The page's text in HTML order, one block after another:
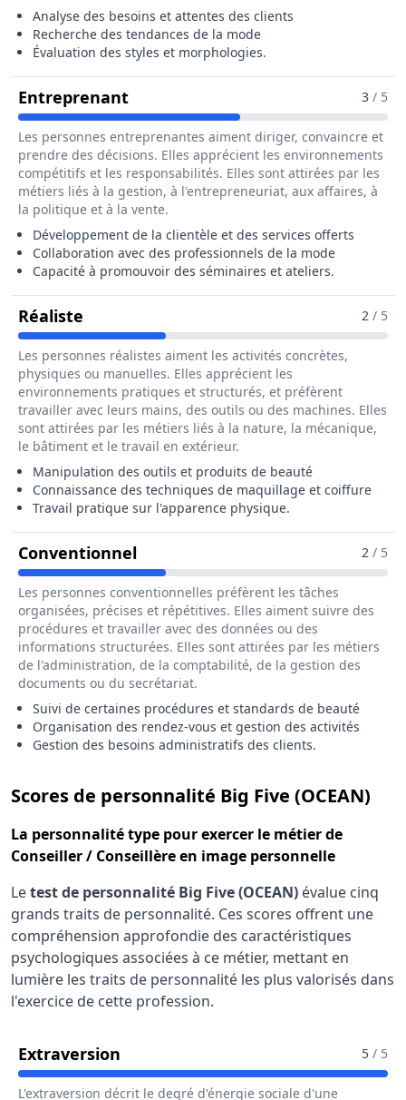
Analyse des besoins et attentes des clients
Recherche des tendances de la mode
Évaluation des styles et morphologies.
EntreprenantPour Le Métier De Conseiller /
3 / 5
Les personnes entreprenantes aiment diriger, convaincre et
prendre des décisions. Elles apprécient les environnements
compétitifs et les responsabilités. Elles sont attirées par les
métiers liés à la gestion, à l'entrepreneuriat, aux affaires, à
la politique et à la vente.
Développement de la clientèle et des services offerts
Collaboration avec des professionnels de la mode
Capacité à promouvoir des séminaires et ateliers.
Réaliste Pour Le Métier De Conseiller / 2 / 5
Les personnes réalistes aiment les activités concrètes,
physiques ou manuelles. Elles apprécient les
environnements pratiques et structurés, et préfèrent
travailler avec leurs mains, des outils ou des machines. Elles
sont attirées par les métiers liés à la nature, la mécanique,
le bâtiment et le travail en extérieur.
Manipulation des outils et produits de beauté
Connaissance des techniques de maquillage et coiffure
Travail pratique sur l'apparence physique.
ConventionnelPour Le Métier De Conseiller /
2 / 5
Les personnes conventionnelles préfèrent les tâches
organisées, précises et répétitives. Elles aiment suivre des
procédures et travailler avec des données ou des
informations structurées. Elles sont attirées par les métiers
de l'administration, de la comptabilité, de la gestion des
documents ou du secrétariat.
Suivi de certaines procédures et standards de beauté
Organisation des rendez-vous et gestion des activités
Gestion des besoins administratifs des clients.
Scores de personnalité Big Five (OCEAN)
La personnalité type pour exercer le métier de
Conseiller / Conseillère en image personnelle
Letest de personnalité Big Five (OCEAN) évalue cinq
grands traits de personnalité. Ces scores offrent une
compréhension approfondie des caractéristiques
psychologiques associées à ce métier, mettant en
lumière les traits de personnalité les plus valorisés dans
l'exercice de cette profession.
Extraversion Pour Le Métier De Conseiller /5 / 5
L'extraversion décrit le degré d'énergie sociale d'une